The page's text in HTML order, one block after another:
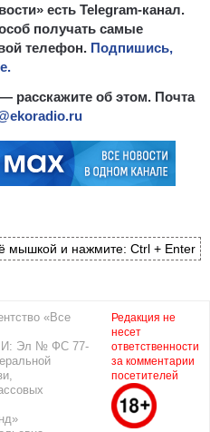
есть Telegram-канал.
получать самые
телефон. Подпишись,
расскажите об этом. Почта
мышкой и нажмите: Ctrl + Enter
«Все
Эл № ФС 77-
Редакция не
несет
ответственности
за комментарии
посетителей